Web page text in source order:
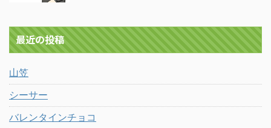
最近の投稿
山笠
シーサー
バレンタインチョコ